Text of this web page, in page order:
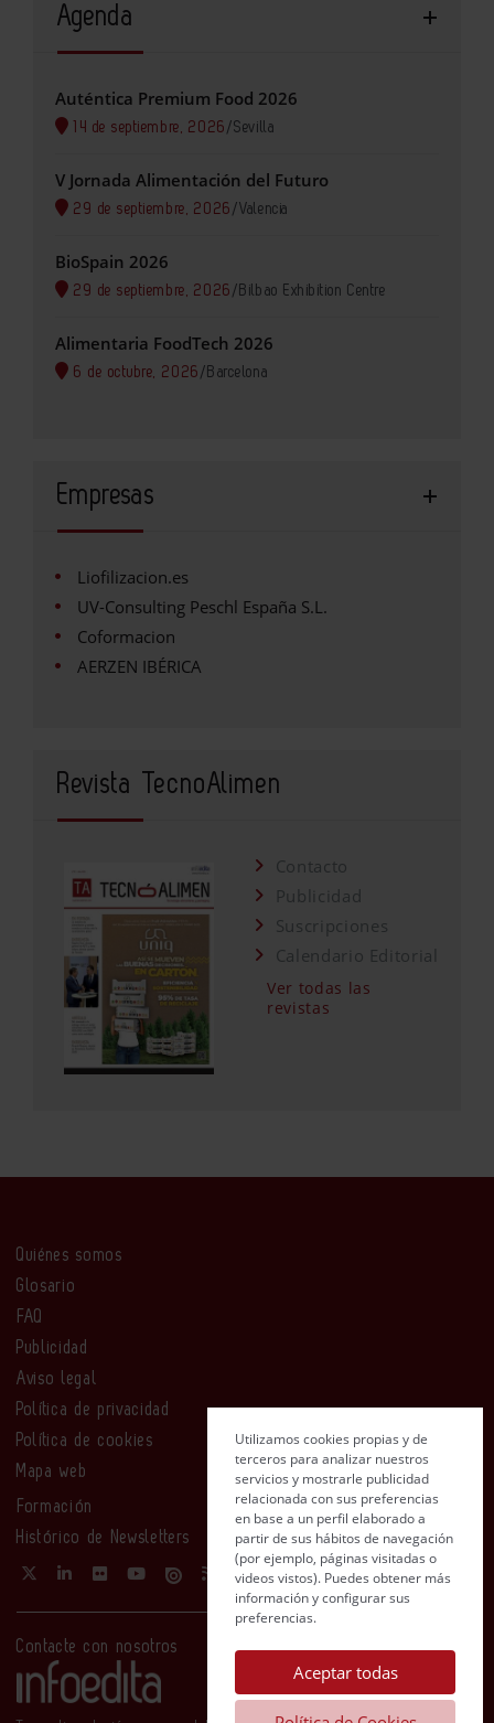
Agenda
Auténtica Premium Food 2026
14 de septiembre, 2026 /Sevilla
V Jornada Alimentación del Futuro
29 de septiembre, 2026 /Valencia
BioSpain 2026
29 de septiembre, 2026 / Bilbao Exhibition Centre
Alimentaria FoodTech 2026
6 de octubre, 2026 / Barcelona
Empresas
Liofilizacion.es
UV-Consulting Peschl España S.L.
Coformacion
AERZEN IBÉRICA
Revista TecnoAlimen
Contacto
Publicidad
Suscripciones
Calendario Editorial
Ver todas las
revistas
Quiénes somos
Glosario
FAQ
Publicidad
Aviso legal
Política de privacidad
Política de cookies
Mapa web
Formación
Histórico de Newsletters
Contacte con nosotros
Utilizamos cookies propias y de
terceros para analizar nuestros
servicios y mostrarle publicidad
relacionada con sus preferencias
en base a un perfil elaborado a
partir de sus hábitos de navegación
(por ejemplo, páginas visitadas o
videos vistos). Puedes obtener más
información y configurar sus
preferencias.
Aceptar todas